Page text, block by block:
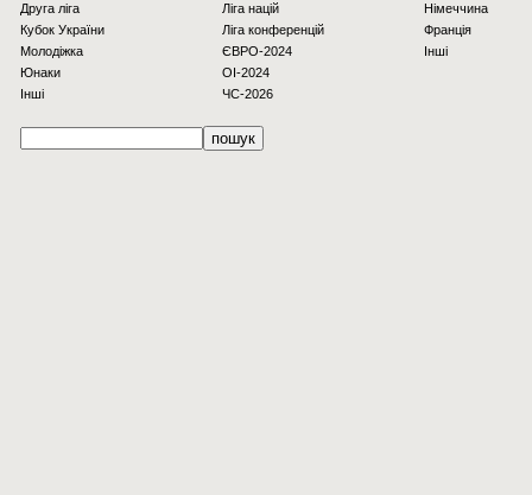
Друга ліга
Кубок України
Молодіжка
Юнаки
Інші
Ліга націй
Ліга конференцій
ЄВРО-2024
OI-2024
ЧС-2026
Німеччина
Франція
Інші